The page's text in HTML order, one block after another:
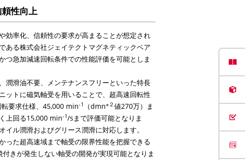
性向上
効率化、信頼性の要求が高まることが想定され
ある株式会社ジェイテクトマグネティックベア
つ急加減速回転条件での性能評価を可能としま
潤滑油不要、メンテナンスフリーといった特長
ットに磁気軸受を用いることで、超高速回転性
要求仕様、 45,000 min-1 （dmn※２値270万）ま
上回る15,000 min-1/sまで評価可能となりま
ル潤滑およびグリース潤滑に対応します。
った超高速域まで軸受の限界性能を把握できる
きが発生しない軸受の開発が実現可能となりま